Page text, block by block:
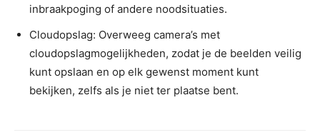
inbraakpoging of andere noodsituaties.
Cloudopslag: Overweeg camera’s met
cloudopslagmogelijkheden, zodat je de beelden veilig
kunt opslaan en op elk gewenst moment kunt
bekijken, zelfs als je niet ter plaatse bent.